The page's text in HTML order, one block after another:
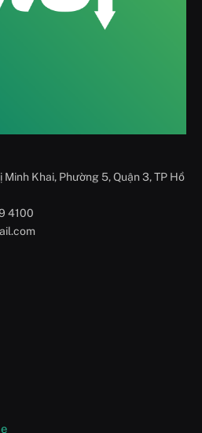
Khai, Phường 5, Quận 3, TP Hồ
4100